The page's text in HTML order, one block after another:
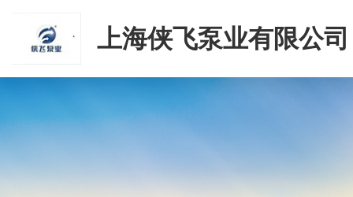
上海侠飞泵业有限公司